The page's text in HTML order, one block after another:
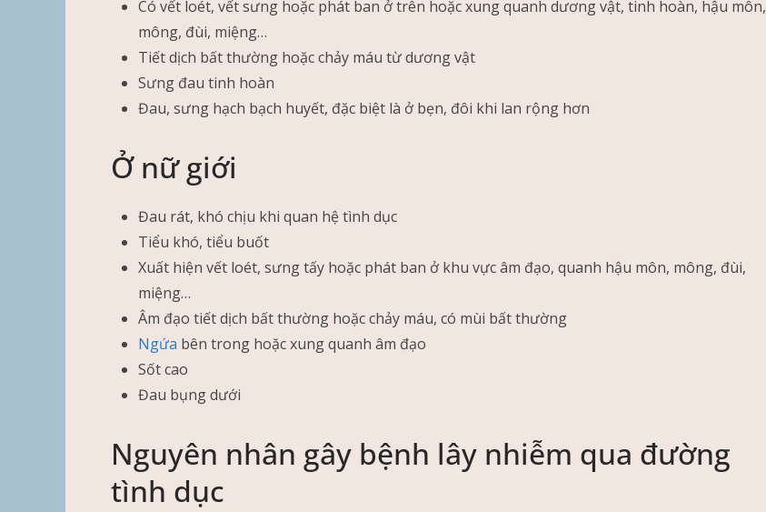
Có vết loét, vết sưng hoặc phát ban ở trên hoặc xung quanh dương vật, tinh hoàn, hậu môn,
mông, đùi, miệng…
Tiết dịch bất thường hoặc chảy máu từ dương vật
Sưng đau tinh hoàn
Đau, sưng hạch bạch huyết, đặc biệt là ở bẹn, đôi khi lan rộng hơn
Ở nữ giới
Đau rát, khó chịu khi quan hệ tình dục
Tiểu khó, tiểu buốt
Xuất hiện vết loét, sưng tấy hoặc phát ban ở khu vực âm đạo, quanh hậu môn, mông, đùi,
miệng…
Âm đạo tiết dịch bất thường hoặc chảy máu, có mùi bất thường
Ngứa bên trong hoặc xung quanh âm đạo
Sốt cao
Đau bụng dưới
Nguyên nhân gây bệnh lây nhiễm qua đường
tình dục